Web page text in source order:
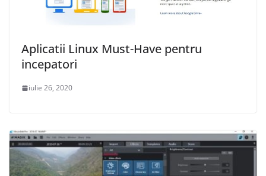
Aplicatii Linux Must-Have pentru
incepatori
iulie 26, 2020